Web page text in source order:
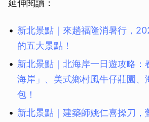
延伸閱讀：
新北景點｜來趟福隆消暑行，
的五大景點！
新北景點｜北海岸一日遊攻略：
海岸」、美式鄉村風牛仔莊園、
包！
新北景點｜建築師姚仁喜操刀，